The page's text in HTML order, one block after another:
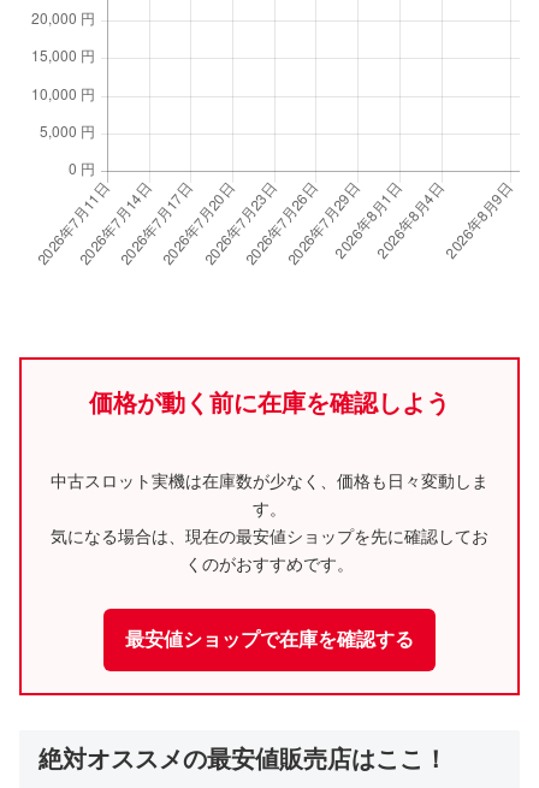
価格が動く前に在庫を確認しよう
中古スロット実機は在庫数が少なく、価格も日々変動しま
す。
気になる場合は、現在の最安値ショップを先に確認してお
くのがおすすめです。
最安値ショップで在庫を確認する
絶対オススメの最安値販売店はここ！